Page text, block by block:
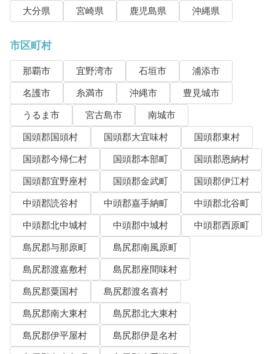
大分県
宮崎県 鹿児島県 沖縄県
市区町村
那覇市 宜野湾市 石垣市
浦添市
名護市
糸満市 沖縄市
豊見城市
うるま市
宮古島市
南城市
国頭郡国頭村
国頭郡大宜味村
国頭郡東村
国頭郡今帰仁村
国頭郡本部町
国頭郡恩納村
国頭郡宜野座村
国頭郡金武町
国頭郡伊江村
中頭郡読谷村
中頭郡嘉手納町
中頭郡北谷町
中頭郡北中城村
中頭郡中城村
中頭郡西原町
島尻郡与那原町
島尻郡南風原町
島尻郡渡嘉敷村
島尻郡座間味村
島尻郡粟国村
島尻郡渡名喜村
島尻郡南大東村
島尻郡北大東村
島尻郡伊平屋村
島尻郡伊是名村